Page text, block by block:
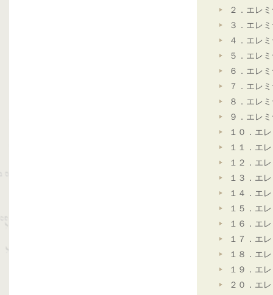
２．エレ
３．エレ
４．エレ
５．エレ
６．エレ
７．エレ
８．エレ
９．エレ
１０．エ
１１．エ
１２．エ
１３．エ
１４．エ
１５．エ
１６．エ
１７．エ
１８．エ
１９．エ
２０．エ